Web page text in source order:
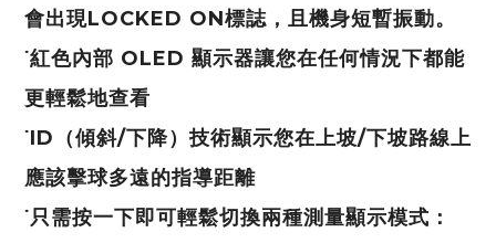
會出現LOCKED ON標誌，且機身短暫振動。
˙紅色內部 OLED 顯示器讓您在任何情況下都能
更輕鬆地查看
˙ID（傾斜/下降）技術顯示您在上坡/下坡路線上
應該擊球多遠的指導距離
˙只需按一下即可輕鬆切換兩種測量顯示模式：